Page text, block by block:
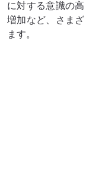
に対する意識の
増加など、さま
ます。